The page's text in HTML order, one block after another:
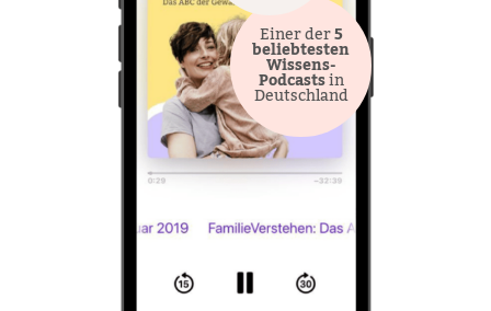
Einer der5
beliebtesten
Wissens-
Podcastsin
Deutschland